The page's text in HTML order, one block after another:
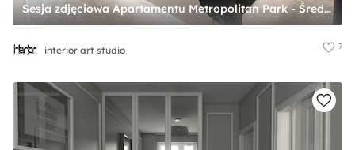
Sesja zdjęciowa Apartamentu Metropolitan Park - Średnia biała szara sypialnia, styl tradycyjny - zdjęcie od interior art studio
interior art studio 7